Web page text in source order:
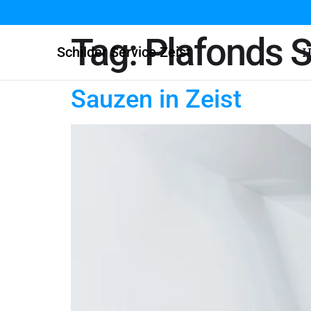
Schilder Service Zeist
Tag:Plafonds
Sauzen in Zeist